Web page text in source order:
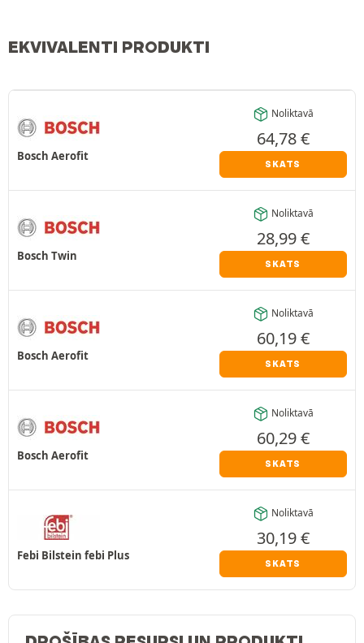
EKVIVALENTI PRODUKTI
Bosch Aerofit
Noliktavā
64,78€
SKATS
Bosch Twin
Noliktavā
28,99€
SKATS
Bosch Aerofit
Noliktavā
60,19€
SKATS
Bosch Aerofit
Noliktavā
60,29€
SKATS
Febi Bilstein febi Plus
Noliktavā
30,19€
SKATS